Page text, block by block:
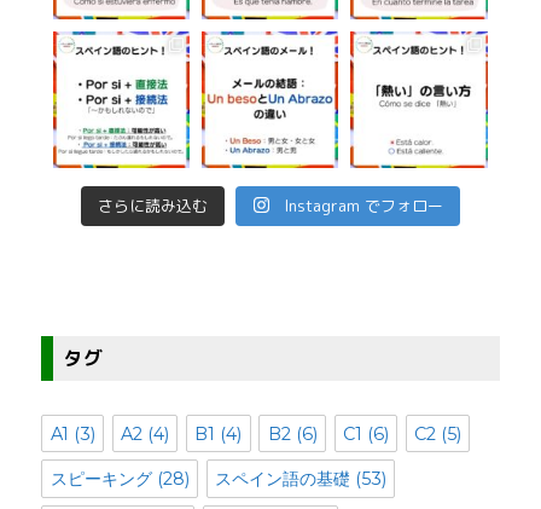
さらに読み込む Instagram でフォロー
タグ
A1 (3) A2 (4) B1 (4) B2(6) C1 (6) C2 (5)
スピーキング(28) スペイン語の基礎 (53)